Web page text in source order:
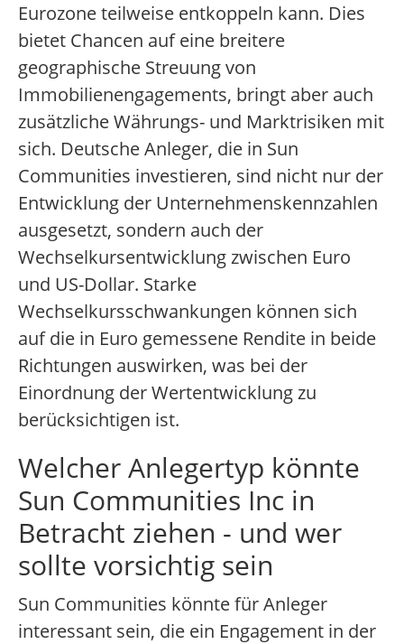
Eurozone teilweise entkoppeln kann. Dies
bietet Chancen auf eine breitere
geographische Streuung von
Immobilienengagements, bringt aber auch
zusätzliche Währungs- und Marktrisiken mit
sich. Deutsche Anleger, die in Sun
Communities investieren, sind nicht nur der
Entwicklung der Unternehmenskennzahlen
ausgesetzt, sondern auch der
Wechselkursentwicklung zwischen Euro
und US-Dollar. Starke
Wechselkursschwankungen können sich
auf die in Euro gemessene Rendite in beide
Richtungen auswirken, was bei der
Einordnung der Wertentwicklung zu
berücksichtigen ist.
Welcher Anlegertyp könnte
Sun Communities Inc in
Betracht ziehen - und wer
sollte vorsichtig sein
Sun Communities könnte für Anleger
interessant sein, die ein Engagement in der